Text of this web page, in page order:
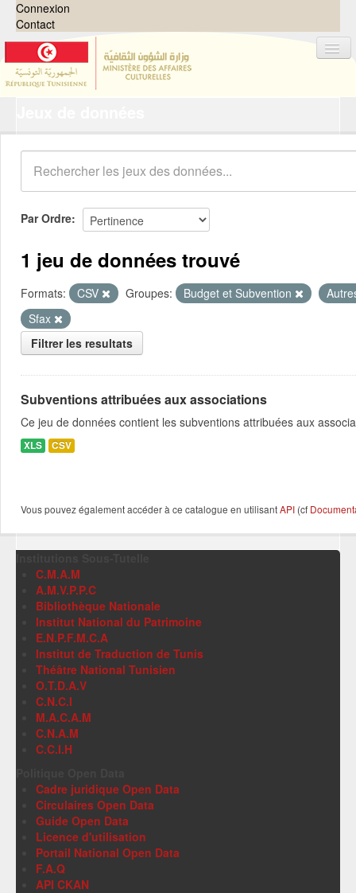
Connexion
Contact
Organisations
Groupes
Demandes 0
À propos
Par Ordre
1 jeu de données trouvé
Formats: CSV Groupes: Budget et Subvention
Sfax
Filtrer les resultats
Subventions attribuées aux associations
Ce jeu de données contient les subventions attribuées aux
XLS CSV
Vous pouvez également accéder à ce catalogue en utilisantAPI (cf
C.M.A.M
A.M.V.P.P.C
Bibliothèque Nationale
Institut National du Patrimoine
E.N.P.F.M.C.A
Institut de Traduction de Tunis
Théâtre National Tunisien
O.T.D.A.V
C.N.C.I
M.A.C.A.M
C.N.A.M
C.C.I.H
Cadre juridique Open Data
Circulaires Open Data
Guide Open Data
Licence d'utilisation
Portail National Open Data
F.A.Q
API CKAN